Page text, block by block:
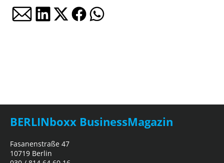
BERLINboxx BusinessMagazin
Fasanenstraße 47
10719 Berlin